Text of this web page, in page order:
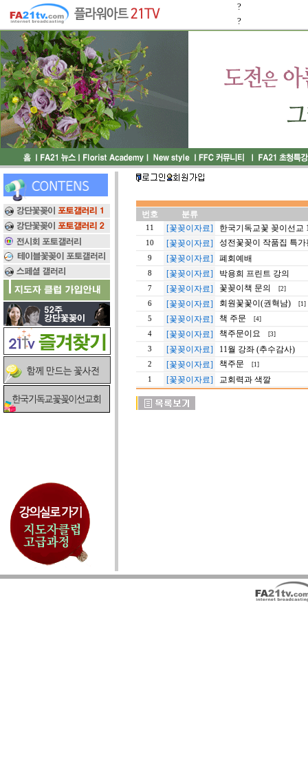
?
?
번호 분류
11 [꽃꽂이자료] 한국기독교꽃 꽂이선교
10 [꽃꽂이자료] 성전꽃꽂이 작품집 특가
9 [꽃꽂이자료] 폐회예배
8 [꽃꽂이자료] 박용희 프린트 강의
7 [꽃꽂이자료] 꽃꽂이책 문의 [2]
6 [꽃꽂이자료] 회원꽃꽃이(권혁남) [1]
5 [꽃꽂이자료] 책 주문 [4]
4 [꽃꽂이자료] 책주문이요 [3]
3 [꽃꽂이자료] 11월 강좌 (추수감사)
2 [꽃꽂이자료] 책주문 [1]
1 [꽃꽂이자료] 교회력과 색깔